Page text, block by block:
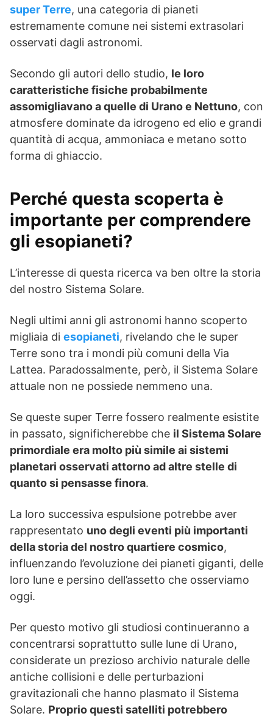
super Terre, una categoria di pianeti
estremamente comune nei sistemi extrasolari
osservati dagli astronomi.
Secondo gli autori dello studio, le loro
caratteristiche fisiche probabilmente
assomigliavano a quelle di Urano e Nettuno, con
atmosfere dominate da idrogeno ed elio e grandi
quantità di acqua, ammoniaca e metano sotto
forma di ghiaccio.
Perché questa scoperta è
importante per comprendere
gli esopianeti?
L’interesse di questa ricerca va ben oltre la storia
del nostro Sistema Solare.
Negli ultimi anni gli astronomi hanno scoperto
migliaia di esopianeti, rivelando che le super
Terre sono tra i mondi più comuni della Via
Lattea. Paradossalmente, però, il Sistema Solare
attuale non ne possiede nemmeno una.
Se queste super Terre fossero realmente esistite
in passato, significherebbe che il Sistema Solare
primordiale era molto più simile ai sistemi
planetari osservati attorno ad altre stelle di
quanto si pensasse finora.
La loro successiva espulsione potrebbe aver
rappresentato uno degli eventi più importanti
della storia del nostro quartiere cosmico,
influenzando l’evoluzione dei pianeti giganti, delle
loro lune e persino dell’assetto che osserviamo
oggi.
Per questo motivo gli studiosi continueranno a
concentrarsi soprattutto sulle lune di Urano,
considerate un prezioso archivio naturale delle
antiche collisioni e delle perturbazioni
gravitazionali che hanno plasmato il Sistema
Solare. Proprio questi satelliti potrebbero